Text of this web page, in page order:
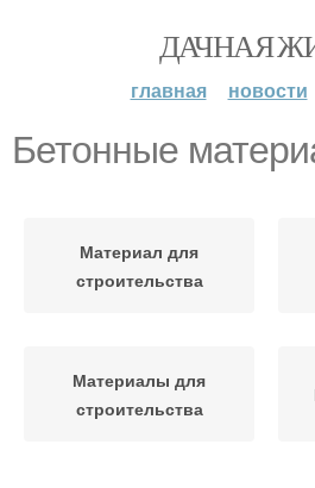
ДАЧНАЯ
главная новости
Бетонные
Материал для
строительства
Материалы для
строительства